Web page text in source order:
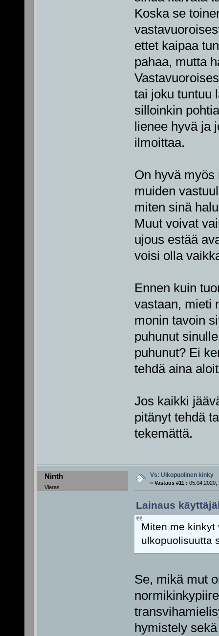
Koska se
ettet kaipaa
pahaa, mutta
tai joku tuntuu
silloinkin
lienee hyvä ja
ilmoittaa.
On hyvä myös
muiden
miten sinä
Muut voivat
ujous estää
voisi olla
Ennen kuin
vastaan, mieti
monin tavoin
puhunut
puhunut? Ei
tehdä aina
Jos kaikki
pitänyt tehdä
tekemättä.
Ninth
Vieras
Vs: Ulkopuolinen kinky
« Vastaus #11 : 05.04.2020,
Lainaus
Miten me kinkyt
ulkopuolisuutta
Se, mikä mut
hymistely